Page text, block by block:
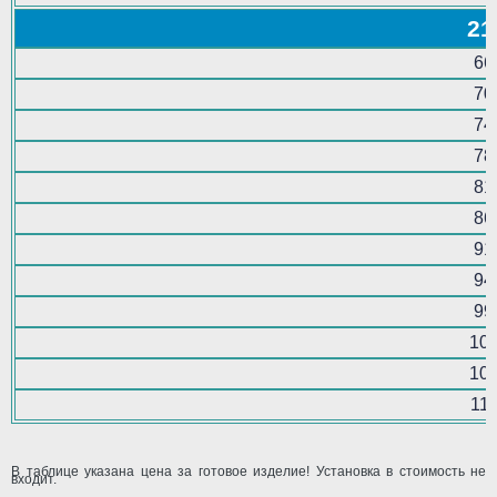
В таблице указана цена за готовое изделие! Установка в стоимость не
входит.